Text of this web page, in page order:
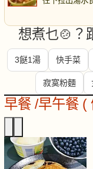
想煮乜🍲？
3餸1湯 快手菜
寂寞粉麵
早餐 /早午餐 (